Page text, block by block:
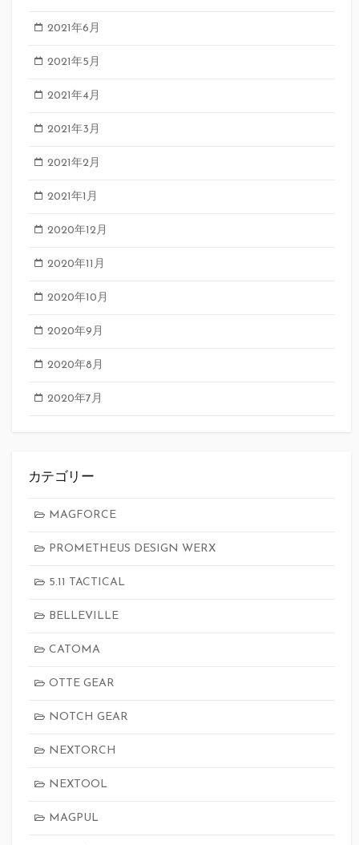
2021年6月
2021年5月
2021年4月
2021年3月
2021年2月
2021年1月
2020年12月
2020年11月
2020年10月
2020年9月
2020年8月
2020年7月
カテゴリー
MAGFORCE
PROMETHEUS DESIGN WERX
5.11 TACTICAL
BELLEVILLE
CATOMA
OTTE GEAR
NOTCH GEAR
NEXTORCH
NEXTOOL
MAGPUL